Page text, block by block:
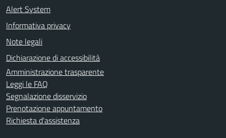
Alert System
Informativa privacy
Note legali
Dichiarazione di accessibilità
Amministrazione trasparente
Leggi le FAQ
Segnalazione disservizio
Prenotazione appuntamento
Richiesta d'assistenza